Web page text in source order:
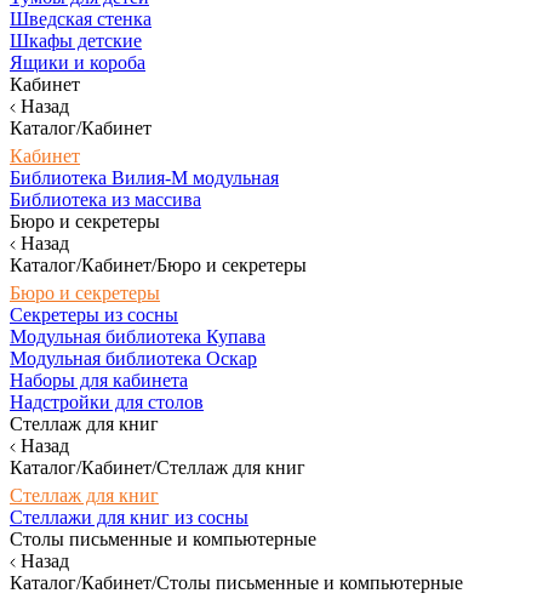
Шведская стенка
Шкафы детские
Ящики и короба
Кабинет
Назад
Каталог/Кабинет
Кабинет
Библиотека Вилия-М модульная
Библиотека из массива
Бюро и секретеры
Назад
Каталог/Кабинет/Бюро и секретеры
Бюро и секретеры
Секретеры из сосны
Модульная библиотека Купава
Модульная библиотека Оскар
Наборы для кабинета
Надстройки для столов
Стеллаж для книг
Назад
Каталог/Кабинет/Стеллаж для книг
Стеллаж для книг
Стеллажи для книг из сосны
Столы письменные и компьютерные
Назад
Каталог/Кабинет/Столы письменные и компьютерные